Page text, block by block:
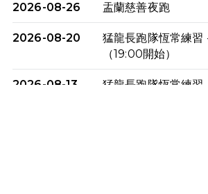
2026-08-26 盂蘭慈善夜跑
2026-08-20
猛龍長跑隊恆常練
（19:00開始）
2026-08-13
猛龍長跑隊恆常練習